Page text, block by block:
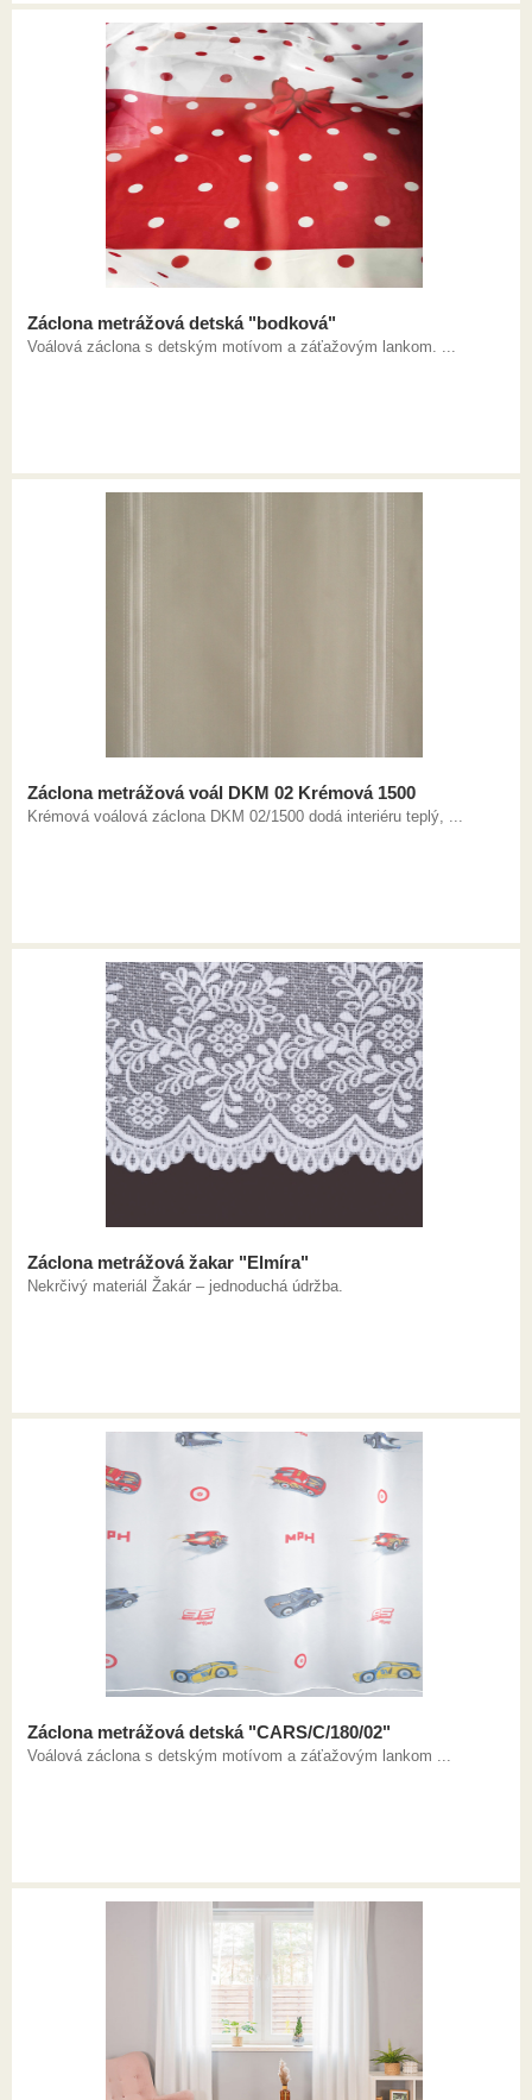
Záclona metrážová detská "bodková"
Voálová záclona s detským motívom a záťažovým lankom. ...
Záclona metrážová voál DKM 02 Krémová 1500
Krémová voálová záclona DKM 02/1500 dodá interiéru teplý, ...
Záclona metrážová žakar "Elmíra"
Nekrčivý materiál Žakár – jednoduchá údržba.
Záclona metrážová detská "CARS/C/180/02"
Voálová záclona s detským motívom a záťažovým lankom ...